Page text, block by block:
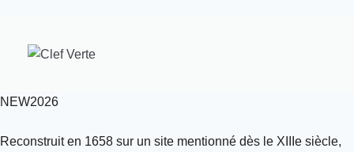
NEW2026
Reconstruit en 1658 sur un site mentionné dès le XIIIe siècle,